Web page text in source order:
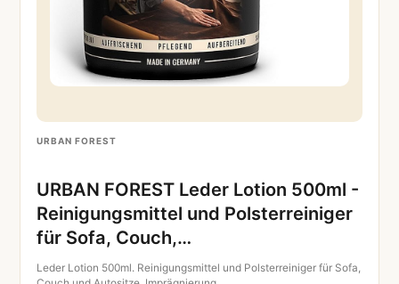
URBAN FOREST
URBAN FOREST Leder Lotion 500ml -
Reinigungsmittel und Polsterreiniger
für Sofa, Couch,…
Leder Lotion 500ml. Reinigungsmittel und Polsterreiniger für Sofa,